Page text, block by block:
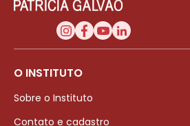
O INSTITUTO
Sobre o Instituto
Contato e cadastro